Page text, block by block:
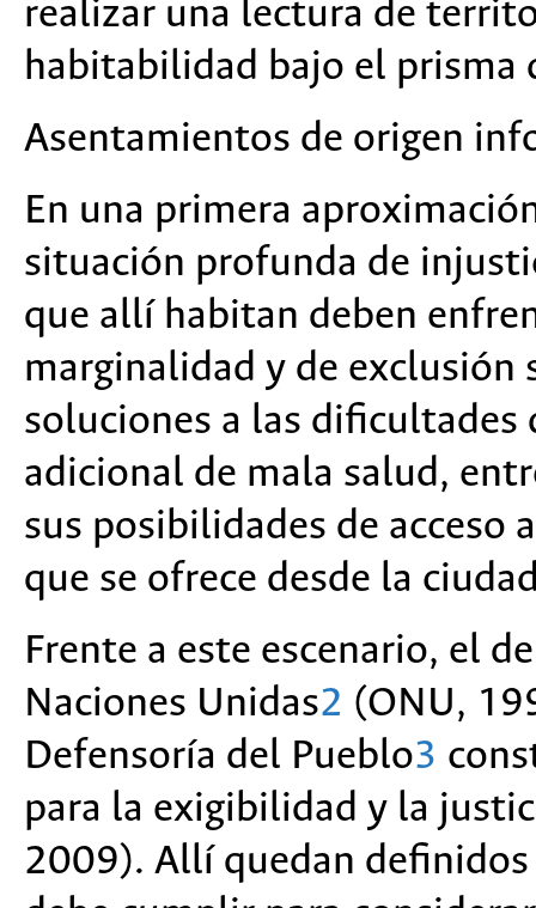
realizar una lectura de
habitabilidad bajo el prisma
Asentamientos de origen
En una primera
situación profunda de
que allí habitan deben
marginalidad y de exclusión
soluciones a las dificultades
adicional de mala salud,
sus posibilidades de acceso
que se ofrece desde la
Frente a este escenario, el
Naciones Unidas2 (ONU,
Defensoría del Pueblo3
para la exigibilidad y la
2009). Allí quedan